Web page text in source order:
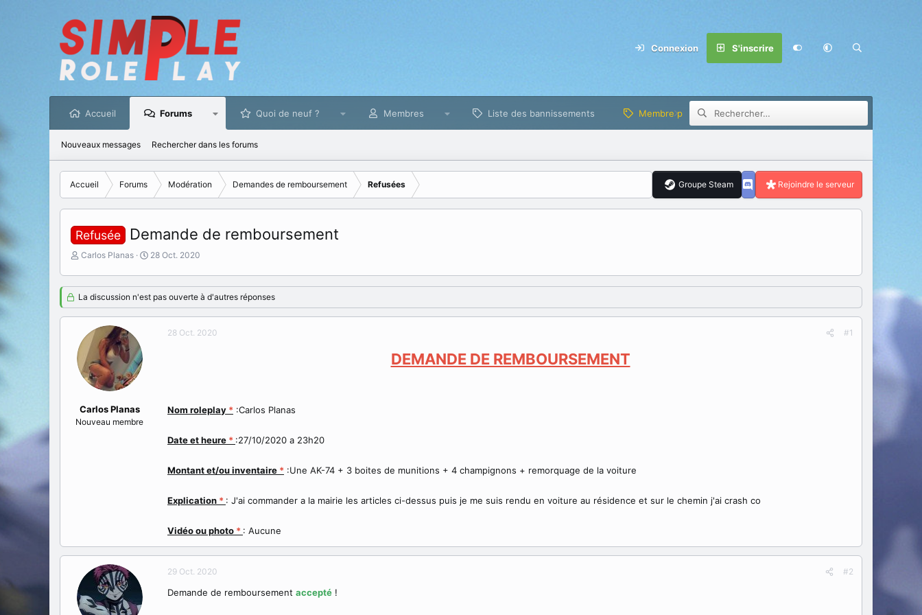
Connexion S'inscrire
Accueil Forums Quoi de neuf ? Membres Liste des bannissements Membre privilège
Nouveaux messages Rechercher dans les forums
Accueil Forums Modération Demandes de remboursement Refusées Groupe Steam Rejoindre le serveur
Refusée Demande de remboursement
I
i
a
e
d
a
d
Carlos Planas
D
t
d
e
28 Oct. 2020
La discussion n'est pas ouverte à d'autres réponses
Carlos Planas
Nouveau membre
28 Oct. 2020 #1
DEMANDE DE REMBOURSEMENT
Nom roleplay * :Carlos Planas
Date et heure * :27/10/2020 a 23h20
Montant et/ou inventaire * :Une AK-74 + 3 boites de munitions + 4 champignons + remorquage de la voiture
Explication * : J'ai commander a la mairie les articles ci-dessus puis je me suis rendu en voiture au résidence et sur le chemin j'ai crash co
Vidéo ou photo * : Aucune
29 Oct. 2020 #2
Demande de remboursement accepté !